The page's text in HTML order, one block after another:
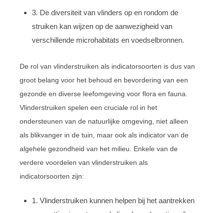
3. De diversiteit van vlinders op en rondom de
struiken kan wijzen op de aanwezigheid van
verschillende microhabitats en voedselbronnen.
De rol van vlinderstruiken als indicatorsoorten is dus van
groot belang voor het behoud en bevordering van een
gezonde en diverse leefomgeving voor flora en fauna.
Vlinderstruiken spelen een cruciale rol in het
ondersteunen van de natuurlijke omgeving, niet alleen
als blikvanger in de tuin, maar ook als indicator van de
algehele gezondheid van het milieu. Enkele van de
verdere voordelen van vlinderstruiken als
indicatorsoorten zijn:
1. Vlinderstruiken kunnen helpen bij het aantrekken